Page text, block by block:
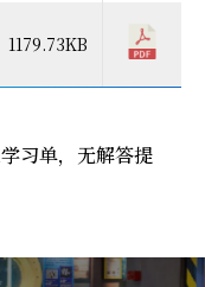
1179.73KB
习单，无解答提